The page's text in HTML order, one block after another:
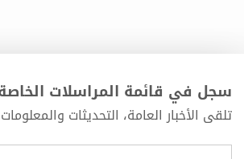
سجل في قائمة المراسلات الخاصة
تلقى الأخبار العامة، التحديثات والمعلومات